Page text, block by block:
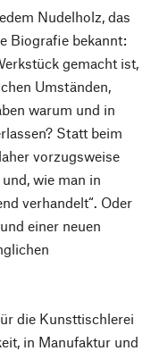
Nudelholz, das
Biografie bekannt:
gemacht ist,
Umständen,
warum und in
Statt beim
vorzugsweise
wie man in
verhandelt“. Oder
einer neuen
die Kunsttischlerei
in Manufaktur und